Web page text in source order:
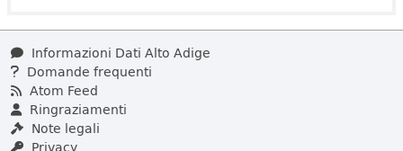
Informazioni Dati Alto Adige
Domande frequenti
Atom Feed
Ringraziamenti
Note legali
Privacy